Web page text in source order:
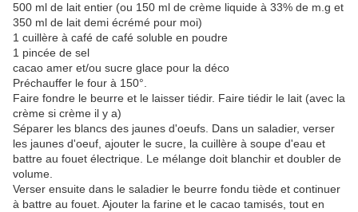
500 ml de lait entier (ou 150 ml de crème liquide à 33% de m.g et
350 ml de lait demi écrémé pour moi)
1 cuillère à café de café soluble en poudre
1 pincée de sel
cacao amer et/ou sucre glace pour la déco
Préchauffer le four à 150°.
Faire fondre le beurre et le laisser tiédir. Faire tiédir le lait (avec la
crème si crème il y a)
Séparer les blancs des jaunes d'oeufs. Dans un saladier, verser
les jaunes d'oeuf, ajouter le sucre, la cuillère à soupe d'eau et
battre au fouet électrique. Le mélange doit blanchir et doubler de
volume.
Verser ensuite dans le saladier le beurre fondu tiède et continuer
à battre au fouet. Ajouter la farine et le cacao tamisés, tout en